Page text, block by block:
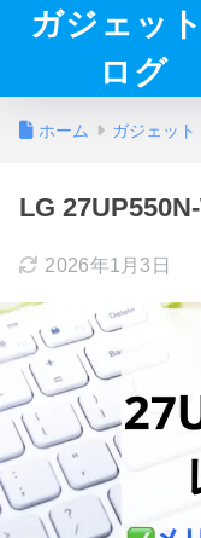
ガジェッ
ログ
ホーム ガジェット
LG
2026年1月3日